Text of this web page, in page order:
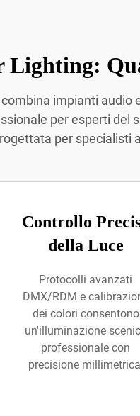
Lighting:
impianti
per esperti
per
Controllo
della Luce
Protocolli avanzati
DMX/RDM e
dei colori consentono
un'illuminazione
professionale con
precisione